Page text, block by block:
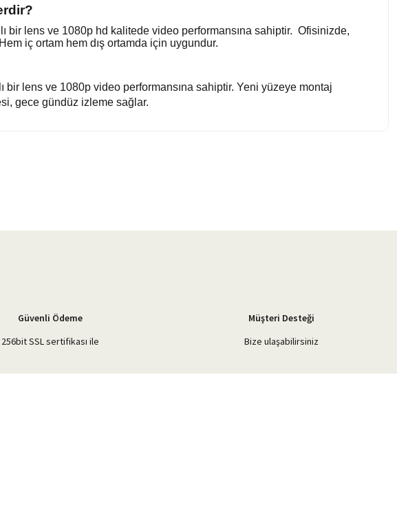
bir lens ve 1080p hd kalitede video performansına sahiptir. Ofisinizde,
iç ortam hem dış ortamda için uygundur.
bir lens ve 1080p video performansına sahiptir. Yeni yüzeye montaj
gece gündüz izleme sağlar.
Güvenli Ödeme
256bit SSL sertifikası ile
Müşteri Desteği
Bize ulaşabilirsiniz